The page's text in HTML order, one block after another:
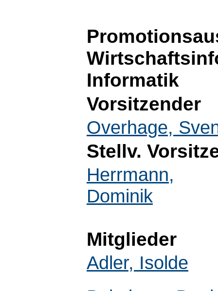
Informatik
Vorsitzender
Overhage,
Stellv.
Herrmann,
Dominik
Mitglieder
Adler, Isolde